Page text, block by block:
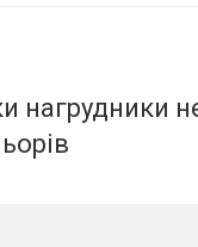
нагрудники